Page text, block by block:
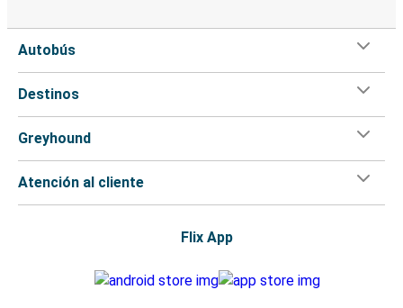
Autobús
Destinos
Greyhound
Atención al cliente
Flix App